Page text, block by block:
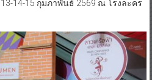
14-15 กุมภาพันธ์ 2569 ณ โรงละคร